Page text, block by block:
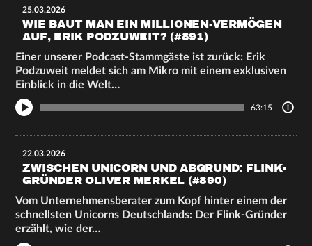
25.03.2026
WIE BAUT MAN EIN MILLIONEN-VERMÖGEN
AUF, ERIK PODZUWEIT? (#891)
Einer unserer Podcast-Stammgäste ist zurück: Erik
Podzuweit meldet sich am Mikro mit einem exklusiven
Einblick in die Welt…
63:15
22.03.2026
ZWISCHEN UNICORN UND ABGRUND: FLINK-
GRÜNDER OLIVER MERKEL (#890)
Vom Unternehmensberater zum Kopf hinter einem der
schnellsten Unicorns Deutschlands: Der Flink-Gründer
erzählt, wie der…